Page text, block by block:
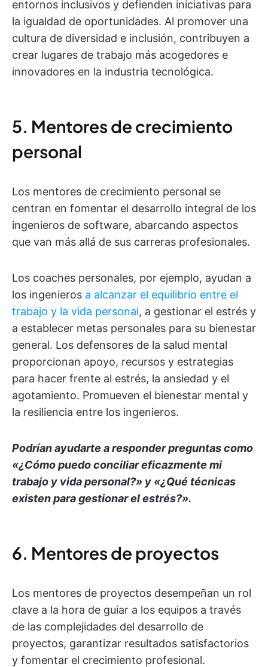
entornos inclusivos y defienden iniciativas para
la igualdad de oportunidades. Al promover una
cultura de diversidad e inclusión, contribuyen a
crear lugares de trabajo más acogedores e
innovadores en la industria tecnológica.
5. Mentores de crecimiento
personal
Los mentores de crecimiento personal se
centran en fomentar el desarrollo integral de los
ingenieros de software, abarcando aspectos
que van más allá de sus carreras profesionales.
Los coaches personales, por ejemplo, ayudan a
los ingenieros a alcanzar el equilibrio entre el
trabajo y la vida personal, a gestionar el estrés y
a establecer metas personales para su bienestar
general. Los defensores de la salud mental
proporcionan apoyo, recursos y estrategias
para hacer frente al estrés, la ansiedad y el
agotamiento. Promueven el bienestar mental y
la resiliencia entre los ingenieros.
Podrían ayudarte a responder preguntas como
«¿Cómo puedo conciliar eficazmente mi
trabajo y vida personal?» y «¿Qué técnicas
existen para gestionar el estrés?».
6. Mentores de proyectos
Los mentores de proyectos desempeñan un rol
clave a la hora de guiar a los equipos a través
de las complejidades del desarrollo de
proyectos, garantizar resultados satisfactorios
y fomentar el crecimiento profesional.